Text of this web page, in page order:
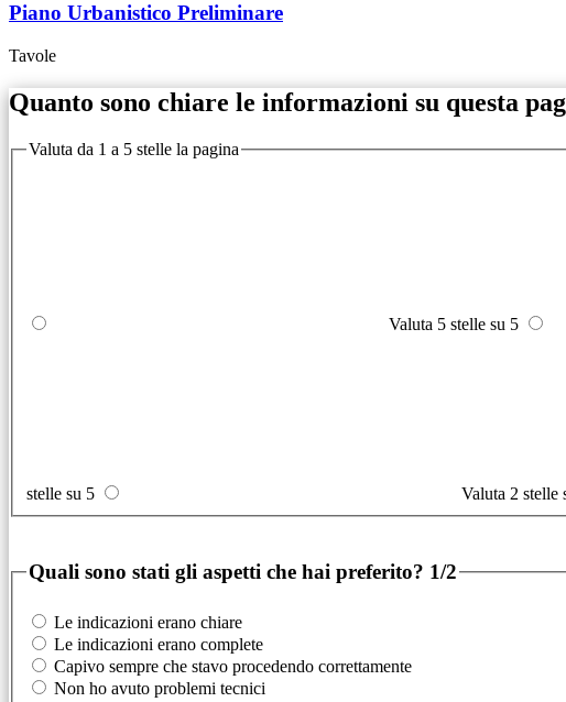
Piano Urbanistico Preliminare
Tavole
Quanto sono chiare le informazioni su questa
Valuta da 1 a 5 stelle la pagina
Valuta 5 stelle su 5
stelle su 5 Valuta 2 stelle
Quali sono stati gli aspetti che hai preferito? 1/2
Le indicazioni erano chiare
Le indicazioni erano complete
Capivo sempre che stavo procedendo correttamente
Non ho avuto problemi tecnici